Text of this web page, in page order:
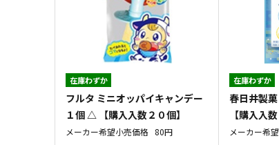
在庫わずか
フルタ ミニオッパイキャンデー
１個 △ 【購入入数２０個】
メーカー希望小売価格 80円
在庫わずか
春日井製
【購入入数
メーカー希